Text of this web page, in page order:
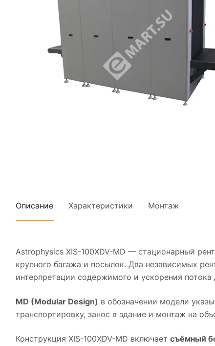
Описание Характеристики Монтаж
Astrophysics XIS-100XDV-MD — стационарный
крупного багажа и посылок. Два независимых
интерпретации содержимого и ускорения потока
MD (Modular Design) в обозначении модели
транспортировку, занос в здание и монтаж на
Конструкция XIS-100XDV-MD включает съёмный